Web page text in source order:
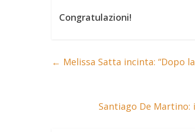
Congratulazioni!
← Melissa Satta incinta: “Dopo
Santiago De